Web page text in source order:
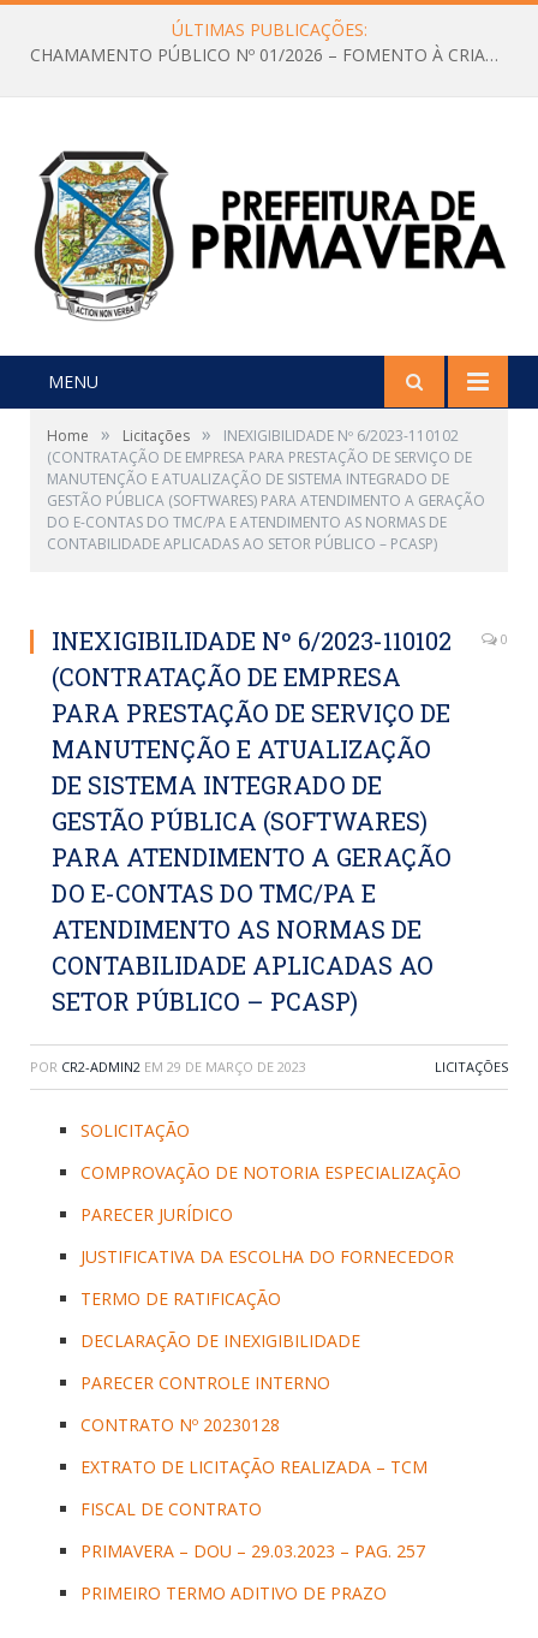
ÚLTIMAS PUBLICAÇÕES:
CHAMAMENTO PÚBLICO Nº 01/2026 – FOMENTO À CRIAÇÃO E A CIRCULAÇÃO DE PRODUÇÕES CULTURAIS – Aldir Blanc
MENU
Home » Licitações »
INEXIGIBILIDADE Nº 6/2023-110102
(CONTRATAÇÃO DE EMPRESA PARA PRESTAÇÃO DE SERVIÇO DE
MANUTENÇÃO E ATUALIZAÇÃO DE SISTEMA INTEGRADO DE
GESTÃO PÚBLICA (SOFTWARES) PARA ATENDIMENTO A GERAÇÃO
DO E-CONTAS DO TMC/PA E ATENDIMENTO AS NORMAS DE
CONTABILIDADE APLICADAS AO SETOR PÚBLICO – PCASP)
INEXIGIBILIDADE Nº 6/2023-110102
(CONTRATAÇÃO DE EMPRESA
PARA PRESTAÇÃO DE SERVIÇO DE
MANUTENÇÃO E ATUALIZAÇÃO
DE SISTEMA INTEGRADO DE
GESTÃO PÚBLICA (SOFTWARES)
PARA ATENDIMENTO A GERAÇÃO
DO E-CONTAS DO TMC/PA E
ATENDIMENTO AS NORMAS DE
CONTABILIDADE APLICADAS AO
SETOR PÚBLICO – PCASP)
0
POR CR2-ADMIN2 EM 29 DE MARÇO DE 2023 LICITAÇÕES
SOLICITAÇÃO
COMPROVAÇÃO DE NOTORIA ESPECIALIZAÇÃO
PARECER JURÍDICO
JUSTIFICATIVA DA ESCOLHA DO FORNECEDOR
TERMO DE RATIFICAÇÃO
DECLARAÇÃO DE INEXIGIBILIDADE
PARECER CONTROLE INTERNO
CONTRATO Nº 20230128
EXTRATO DE LICITAÇÃO REALIZADA – TCM
FISCAL DE CONTRATO
PRIMAVERA – DOU – 29.03.2023 – PAG. 257
PRIMEIRO TERMO ADITIVO DE PRAZO